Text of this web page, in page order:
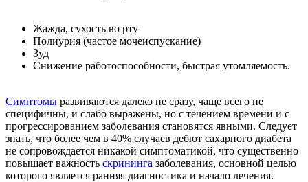
Жажда, сухость во рту
Полиурия (частое мочеиспускание)
Зуд
Снижение работоспособности, быстрая утомляемость.
Симптомы развиваются далеко не сразу, чаще всего не
специфичны, и слабо выражены, но с течением времени и с
прогрессированием заболевания становятся явными. Следует
знать, что более чем в 40% случаев дебют сахарного диабета
не сопровождается никакой симптоматикой, что существенно
повышает важность скрининга заболевания, основной целью
которого является ранняя диагностика и начало лечения.